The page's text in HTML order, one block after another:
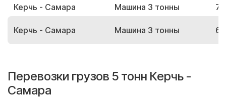
Керчь - Самара
Машина 3 тонны
Керчь - Самара Машина 3 тонны
Перевозки грузов 5 тонн Керчь -
Самара